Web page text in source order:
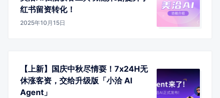
红书留资转化！
2025年10月15日
【上新】国庆中秋尽情耍！7x24H无
休涨客资，交给升级版「小洽 AI
Agent」